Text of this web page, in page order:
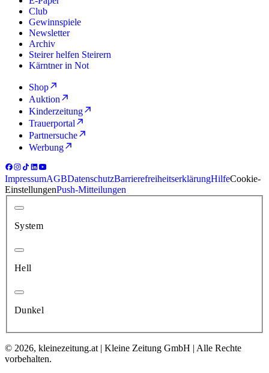
Club
Gewinnspiele
Newsletter
Archiv
Steirer helfen Steirern
Kärntner in Not
Shop
Auktion
Kinderzeitung
Trauerportal
Partnersuche
Werbung
ImpressumAGBDatenschutzBarrierefreiheitserklärungHilfeCookie-
EinstellungenPush-Mitteilungen
System
Hell
Dunkel
© 2026, kleinezeitung.at | Kleine Zeitung GmbH | Alle Rechte
vorbehalten.